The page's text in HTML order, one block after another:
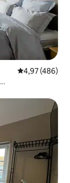
4,97 de uma
4,97 (486)